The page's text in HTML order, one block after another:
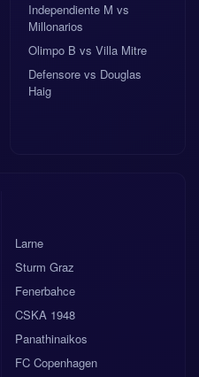
Independiente M vs
Millonarios
Olimpo B vs Villa Mitre
Defensore vs Douglas
Haig
Larne
Sturm Graz
Fenerbahce
CSKA 1948
Panathinaikos
FC Copenhagen